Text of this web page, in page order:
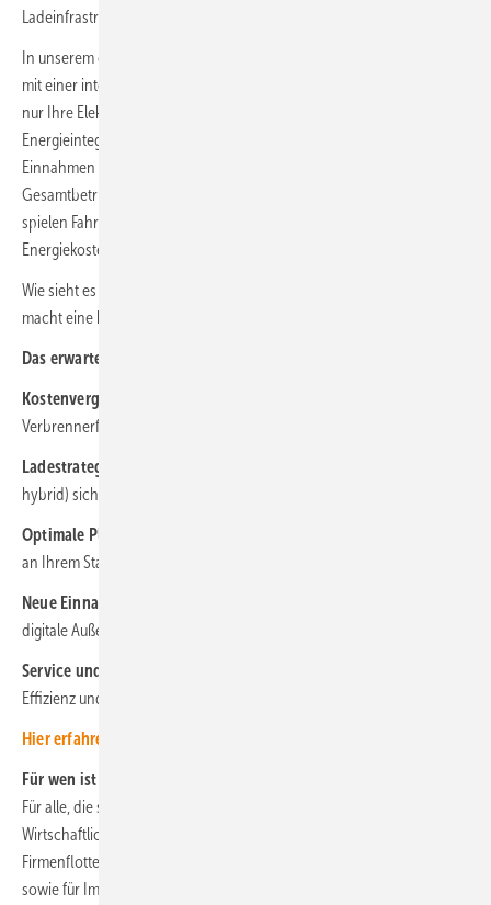
Ladeinfrastruktur und Fördermöglichkeiten die Entscheidung.
In unserem ca. einstündigen, kostenlosen
mit einer intelligenten Schnellladelösung wie dem ChargePost nicht
nur Ihre Elektroflotte effizient betreiben, sondern durch clevere
Energieintegration und neue Erlösmodelle sogar zusätzliche
Einnahmen erzielen können. Wir erklären, wie sich die
Gesamtbetriebskosten der E-Mobilität zusammensetzen. Welche Rolle
spielen Fahrzeugtyp, Wartungskosten, Abschreibung und
Energiekosten?
Wie sieht es mit staatlicher Förderung aus? Welchen Unterschied
macht eine batteriegepufferte Schnellladelösung?
Das erwartet Sie:
Kostenvergleich:
Verbrennerflotten wirklich unterscheiden
Ladestrategien:
hybrid) sich für Ihr Unternehmen lohnen
Optimale Planung:
an Ihrem Standort
Neue Einnahmequellen:
digitale Außenwerbung Zusatzumsätze generieren
Service und Verfügbarkeit:
Effizienz und Investitionsschutz ist
Hier erfahren Sie mehr zu unserem Webinar
Für wen ist das Webinar interessant?
Für alle, die sich für E-Mobilität interessieren und mehr über deren
Wirtschaftlichkeit erfahren wollen, für Betreiber:innen einer
Firmenflotte – vom kleinen Fuhrpark bis zum Logistikunternehmen –
sowie für Immobilienentwickler, die Komplettlösungen suchen, und